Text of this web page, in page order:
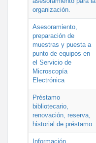
organización.
Asesoramiento,
preparación de
muestras y puesta a
punto de equipos en
el Servicio de
Microscopía
Electrónica
Préstamo
bibliotecario,
renovación, reserva,
historial de préstamo
Información,